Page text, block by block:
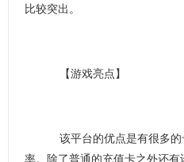
比较突出。
【游戏亮点】
该平台的优点是有很多的
率。除了普通的充值卡之外还